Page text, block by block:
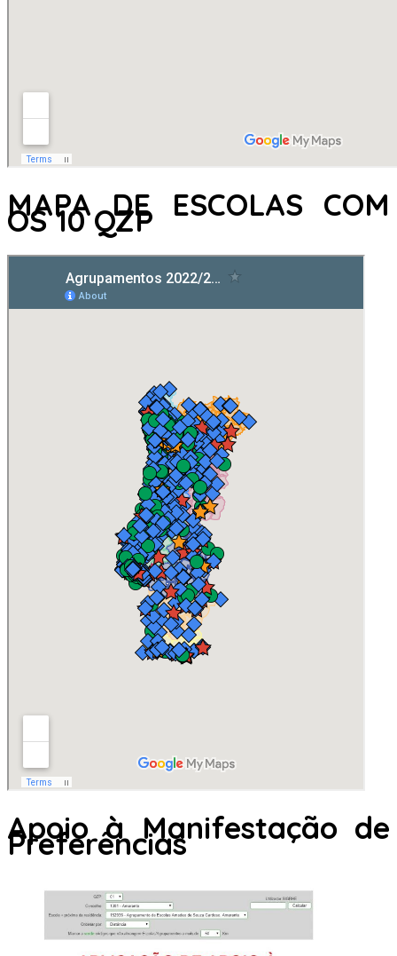
MAPA DE ESCOLAS COM
OS 10 QZP
Apoio à Manifestação de
Preferências